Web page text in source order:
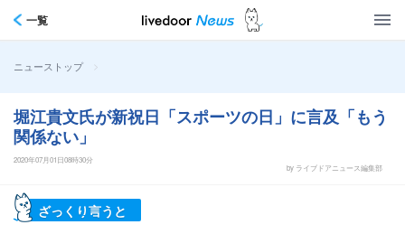
一覧
ニューストップ >
堀江貴文氏が新祝日「スポーツの日」に言及「もう
関係ない」
2020年07月01日08時30分
by ライブドアニュース編集部
ざっくり言うと